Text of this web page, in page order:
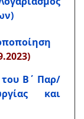
Β΄ Παρ/
και